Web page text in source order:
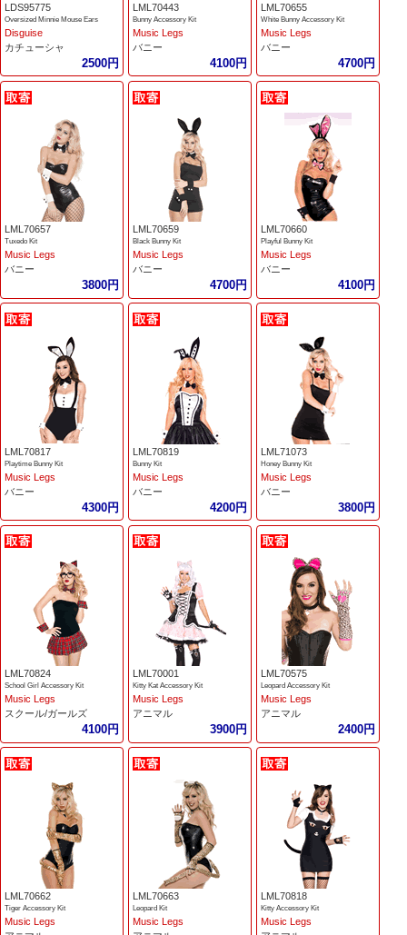
LDS95775
Oversized Minnie Mouse Ears
Disguise
カチューシャ
2500円
LML70443
Bunny Accessory Kit
Music Legs
バニー
4100円
LML70655
White Bunny Accessory Kit
Music Legs
バニー
4700円
LML70657
Tuxedo Kit
Music Legs
バニー
3800円
LML70659
Black Bunny Kit
Music Legs
バニー
4700円
LML70660
Playful Bunny Kit
Music Legs
バニー
4100円
LML70817
Playtime Bunny Kit
Music Legs
バニー
4300円
LML70819
Bunny Kit
Music Legs
バニー
4200円
LML71073
Honey Bunny Kit
Music Legs
バニー
3800円
LML70824
School Girl Accessory Kit
Music Legs
スクール/ガールズ
4100円
LML70001
Kitty Kat Accessory Kit
Music Legs
アニマル
3900円
LML70575
Leopard Accessory Kit
Music Legs
アニマル
2400円
LML70662
Tiger Accessory Kit
Music Legs
LML70663
Leopard Kit
Music Legs
LML70818
Kitty Accessory Kit
Music Legs